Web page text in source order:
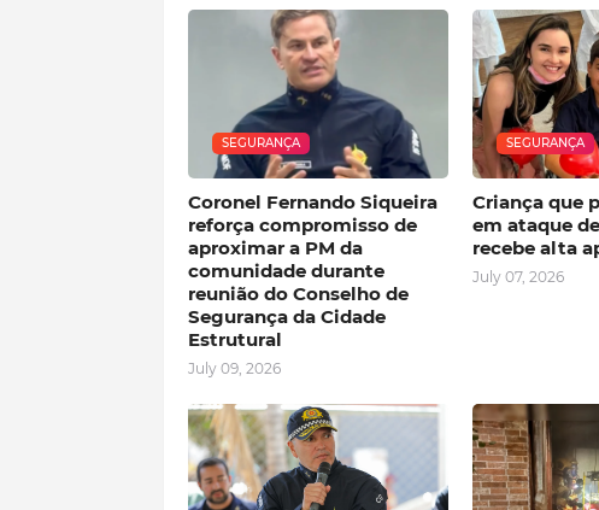
SEGURANÇA
Coronel Fernando Siqueira
reforça compromisso de
aproximar a PM da
comunidade durante
reunião do Conselho de
Segurança da Cidade
Estrutural
July 09, 2026
SEGURANÇA
Criança que
em ataque
recebe alta
July 07, 2026